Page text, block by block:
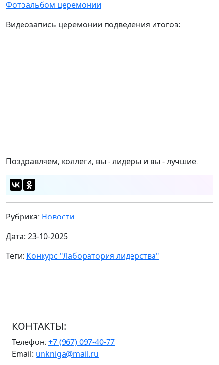
Фотоальбом церемонии
Видеозапись церемонии подведения итогов:
Поздравляем, коллеги, вы - лидеры и вы - лучшие!
Рубрика: Новости
Дата: 23-10-2025
Теги: Конкурс "Лаборатория лидерства"
КОНТАКТЫ:
Телефон: +7 (967) 097-40-77
Email: unkniga@mail.ru